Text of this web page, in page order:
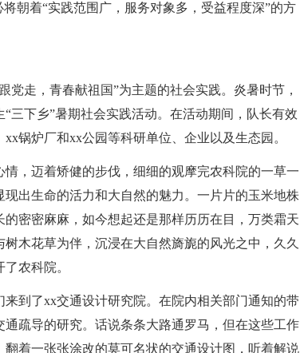
朝着“实践范围广，服务对象多，受益程度深”的方
走，青春献祖国”为主题的社会实践。炎暑时节，
三下乡”暑期社会实践活动。在活动期间，队长有效
锅炉厂和xx公园等科研单位、企业以及生态园。
迈着矫健的步伐，细细的观摩完农科院的一草一
出生命的活力和大自然的魅力。一片片的玉米地株
密密麻麻，如今想起还是那样历历在目，万类霜天
木花草为伴，沉浸在大自然旖旎的风光之中，久久
农科院。
了xx交通设计研究院。在院内相关部门通知的带
疏导的研究。话说条条大路通罗马，但在这些工作
着一张张涂改的莫可名状的交通设计图，听着解说